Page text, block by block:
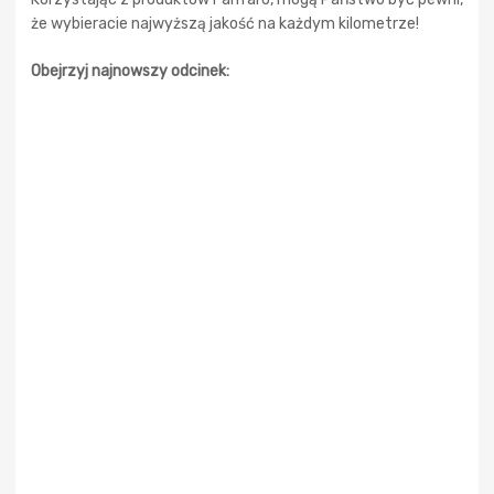
że wybieracie najwyższą jakość na każdym kilometrze!
Obejrzyj najnowszy odcinek: